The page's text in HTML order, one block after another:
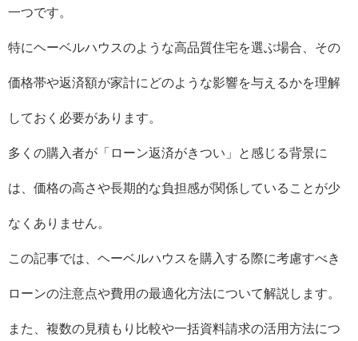
一つです。
特にヘーベルハウスのような高品質住宅を選ぶ場合、その
価格帯や返済額が家計にどのような影響を与えるかを理解
しておく必要があります。
多くの購入者が「ローン返済がきつい」と感じる背景に
は、価格の高さや長期的な負担感が関係していることが少
なくありません。
この記事では、ヘーベルハウスを購入する際に考慮すべき
ローンの注意点や費用の最適化方法について解説します。
また、複数の見積もり比較や一括資料請求の活用方法につ